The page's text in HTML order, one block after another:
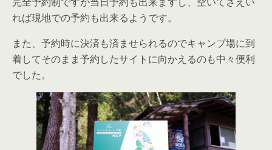
れば現地での予約も出来るようです。
また、予約時に決済も済ませられるのでキャンプ場に到
着してそのまま予約したサイトに向かえるのも中々便利
でした。